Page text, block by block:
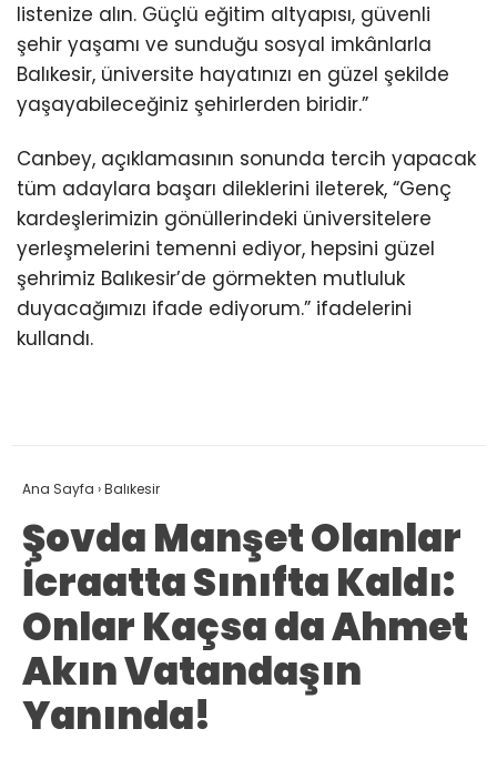
listenize alın. Güçlü eğitim altyapısı, güvenli
şehir yaşamı ve sunduğu sosyal imkânlarla
Balıkesir, üniversite hayatınızı en güzel şekilde
yaşayabileceğiniz şehirlerden biridir.”
Canbey, açıklamasının sonunda tercih yapacak
tüm adaylara başarı dileklerini ileterek, “Genç
kardeşlerimizin gönüllerindeki üniversitelere
yerleşmelerini temenni ediyor, hepsini güzel
şehrimiz Balıkesir’de görmekten mutluluk
duyacağımızı ifade ediyorum.” ifadelerini
kullandı.
Ana Sayfa ›Balıkesir
Şovda Manşet Olanlar
İcraatta Sınıfta Kaldı:
Onlar Kaçsa da Ahmet
Akın Vatandaşın
Yanında!